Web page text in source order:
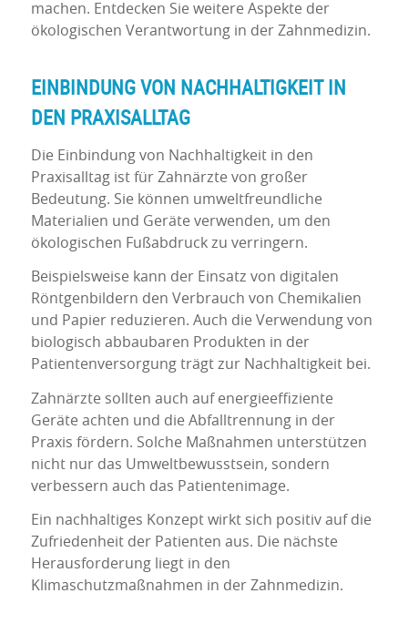
machen. Entdecken Sie weitere Aspekte der
ökologischen Verantwortung in der Zahnmedizin.
EINBINDUNG VON NACHHALTIGKEIT IN
DEN PRAXISALLTAG
Die Einbindung von Nachhaltigkeit in den
Praxisalltag ist für Zahnärzte von großer
Bedeutung. Sie können umweltfreundliche
Materialien und Geräte verwenden, um den
ökologischen Fußabdruck zu verringern.
Beispielsweise kann der Einsatz von digitalen
Röntgenbildern den Verbrauch von Chemikalien
und Papier reduzieren. Auch die Verwendung von
biologisch abbaubaren Produkten in der
Patientenversorgung trägt zur Nachhaltigkeit bei.
Zahnärzte sollten auch auf energieeffiziente
Geräte achten und die Abfalltrennung in der
Praxis fördern. Solche Maßnahmen unterstützen
nicht nur das Umweltbewusstsein, sondern
verbessern auch das Patientenimage.
Ein nachhaltiges Konzept wirkt sich positiv auf die
Zufriedenheit der Patienten aus. Die nächste
Herausforderung liegt in den
Klimaschutzmaßnahmen in der Zahnmedizin.